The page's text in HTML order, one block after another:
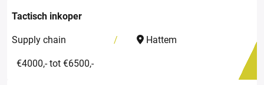
Tactisch inkoper
Supply chain
Hattem
€4000,- tot €6500,-